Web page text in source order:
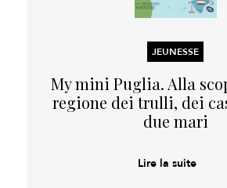
JEUNESSE
My mini Puglia. Alla
regione dei trulli, dei
due mari
Lire la suite